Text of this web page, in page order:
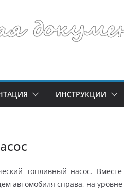
ИНСТРУКЦИИ
топливный насос.
автомобиля справа, на уровне